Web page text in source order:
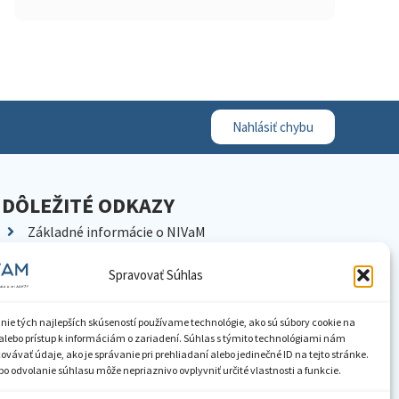
Spravovať Súhlas
tých najlepších skúseností používame technológie, ako sú súbory cookie na
prístup k informáciám o zariadení. Súhlas s týmito technológiami nám
údaje, ako je správanie pri prehliadaní alebo jedinečné ID na tejto stránke.
odvolanie súhlasu môže nepriaznivo ovplyvniť určité vlastnosti a funkcie.
Nahlásiť chybu
DÔLEŽITÉ ODKAZY
Základné informácie o NIVaM
Kariéra
Pracoviská NIVaM
Dokumenty inštitúcie